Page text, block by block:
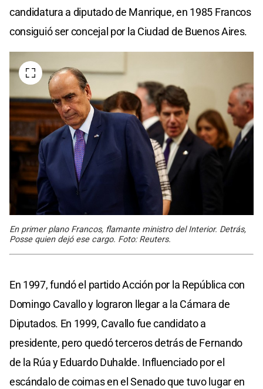
candidatura a diputado de Manrique, en 1985 Francos
consiguió ser concejal por la Ciudad de Buenos Aires.
En primer plano Francos, flamante ministro del Interior. Detrás,
Posse quien dejó ese cargo. Foto: Reuters.
En 1997, fundó el partido Acción por la República con
Domingo Cavallo y lograron llegar a la Cámara de
Diputados. En 1999, Cavallo fue candidato a
presidente, pero quedó terceros detrás de Fernando
de la Rúa y Eduardo Duhalde. Influenciado por el
escándalo de coimas en el Senado que tuvo lugar en